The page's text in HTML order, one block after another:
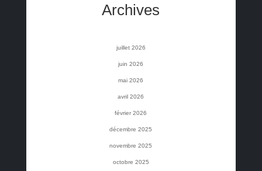
Archives
juillet 2026
juin 2026
mai 2026
avril 2026
février 2026
décembre 2025
novembre 2025
octobre 2025